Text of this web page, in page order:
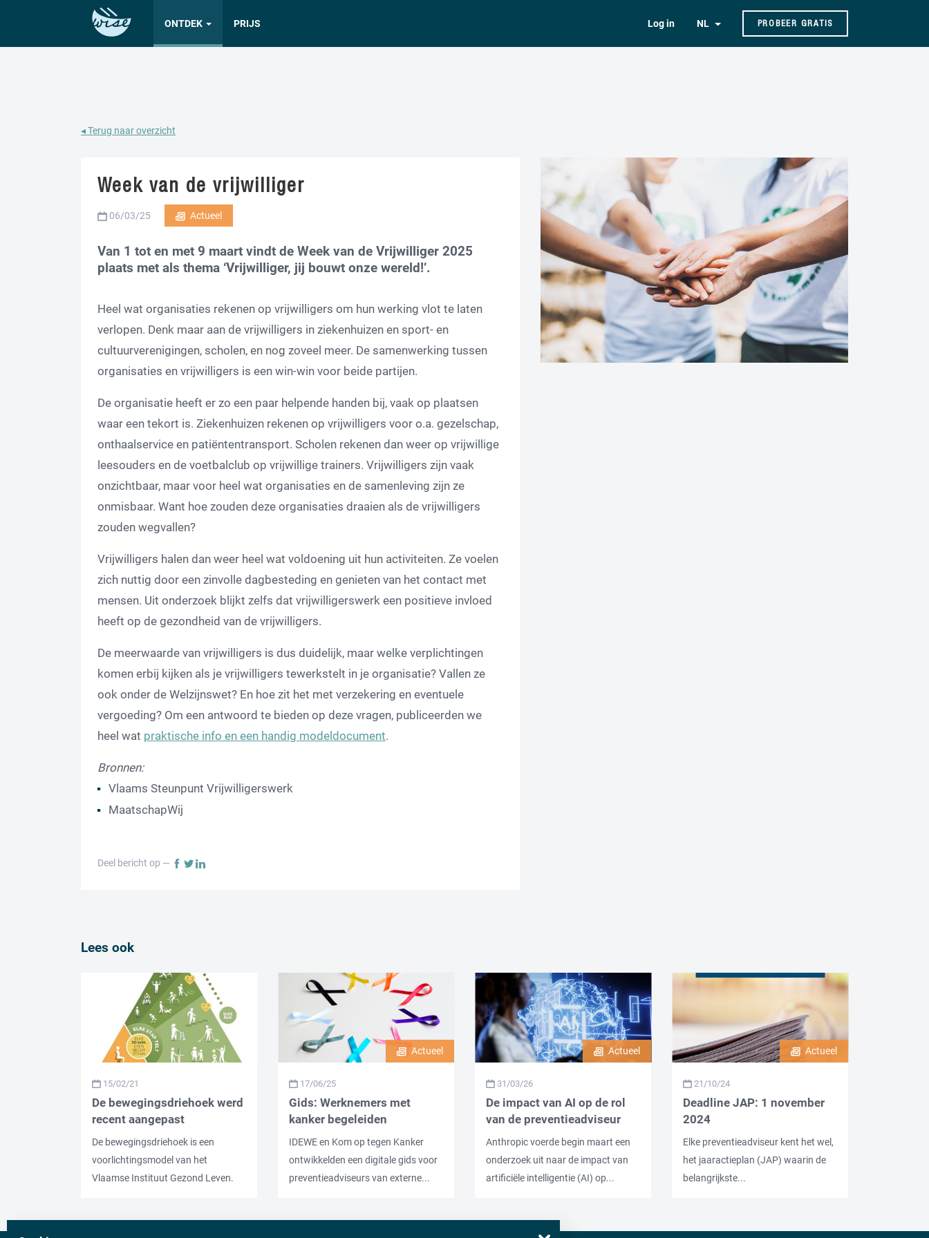
ONTDEK PRIJS Log in NL PROBEER GRATIS
◂ Terug naar overzicht
Week van de vrijwilliger
06/03/25 Actueel
Van 1 tot en met 9 maart vindt de Week van de Vrijwilliger 2025
plaats met als thema ‘Vrijwilliger, jij bouwt onze wereld!’.
Heel wat organisaties rekenen op vrijwilligers om hun werking vlot te laten
verlopen. Denk maar aan de vrijwilligers in ziekenhuizen en sport- en
cultuurverenigingen, scholen, en nog zoveel meer. De samenwerking tussen
organisaties en vrijwilligers is een win-win voor beide partijen.
De organisatie heeft er zo een paar helpende handen bij, vaak op plaatsen
waar een tekort is. Ziekenhuizen rekenen op vrijwilligers voor o.a. gezelschap,
onthaalservice en patiëntentransport. Scholen rekenen dan weer op vrijwillige
leesouders en de voetbalclub op vrijwillige trainers. Vrijwilligers zijn vaak
onzichtbaar, maar voor heel wat organisaties en de samenleving zijn ze
onmisbaar. Want hoe zouden deze organisaties draaien als de vrijwilligers
zouden wegvallen?
Vrijwilligers halen dan weer heel wat voldoening uit hun activiteiten. Ze voelen
zich nuttig door een zinvolle dagbesteding en genieten van het contact met
mensen. Uit onderzoek blijkt zelfs dat vrijwilligerswerk een positieve invloed
heeft op de gezondheid van de vrijwilligers.
De meerwaarde van vrijwilligers is dus duidelijk, maar welke verplichtingen
komen erbij kijken als je vrijwilligers tewerkstelt in je organisatie? Vallen ze
ook onder de Welzijnswet? En hoe zit het met verzekering en eventuele
vergoeding? Om een antwoord te bieden op deze vragen, publiceerden we
heel wat praktische info en een handig modeldocument.
Bronnen:
Vlaams Steunpunt Vrijwilligerswerk
MaatschapWij
Deel bericht op —
Lees ook
15/02/21
De bewegingsdriehoek werd
recent aangepast
De bewegingsdriehoek is een
voorlichtingsmodel van het
Vlaamse Instituut Gezond Leven.
Actueel
17/06/25
Gids: Werknemers met
kanker begeleiden
IDEWE en Kom op tegen Kanker
ontwikkelden een digitale gids voor
preventieadviseurs van externe...
Actueel
31/03/26
De impact van AI op de rol
van de preventieadviseur
Anthropic voerde begin maart een
onderzoek uit naar de impact van
artificiële intelligentie (AI) op...
Actueel
21/10/24
Deadline JAP: 1 november
2024
Elke preventieadviseur kent het wel,
het jaaractieplan (JAP) waarin de
belangrijkste...